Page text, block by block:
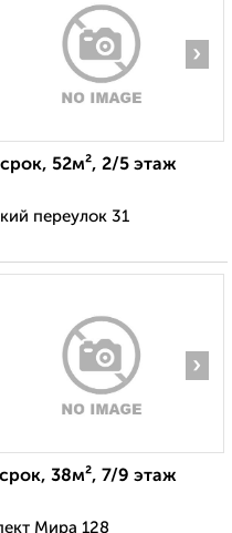
›
52м², 2/5 этаж
переулок 31
›
38м², 7/9 этаж
Мира 128